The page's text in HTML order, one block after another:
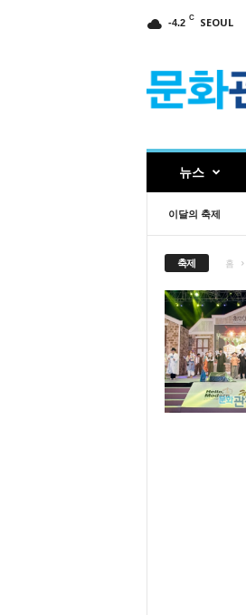
-4.2 C SEOUL
넷
신
스
뉴스
이달의 축제
축제 홈